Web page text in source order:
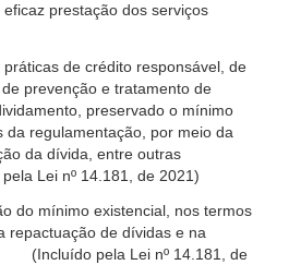
prestação dos serviços
de crédito responsável, de
prevenção e tratamento de
preservado o mínimo
da regulamentação, por meio da
da dívida, entre outras
Lei nº 14.181, de 2021)
do mínimo existencial, nos termos
repactuação de dívidas e na
(Incluído pela Lei nº 14.181, de